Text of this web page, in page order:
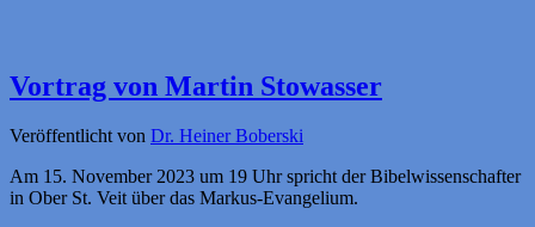
Vortrag von Martin Stowasser
Veröffentlicht von Dr. Heiner Boberski
Am 15. November 2023 um 19 Uhr spricht der Bibelwissenschafter
in Ober St. Veit über das Markus-Evangelium.